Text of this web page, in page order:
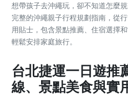
想帶孩子去沖繩玩，卻不知道怎麼
完整的沖繩親子行程規劃指南，從
用貼士，包含景點推薦、住宿選擇
輕鬆安排家庭旅行。
台北捷運一日遊推
線、景點美食與實